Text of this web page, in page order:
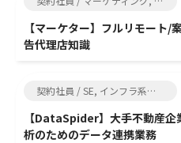
【マーケター】フルリモート/
告代理店知識
契約社員 / SE, インフラ系エンジニア
【DataSpider】大手不動産
析のためのデータ連携業務